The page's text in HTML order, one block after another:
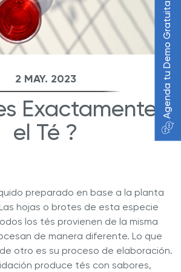
2 MAY. 2023
Exactamente
el Té ?
preparado en base a la planta
hojas o brotes de esta especie
los tés provienen de la misma
de manera diferente. Lo que
otro es su proceso de elaboración.
produce tés con sabores,
Agenda tu Demo Gratuita